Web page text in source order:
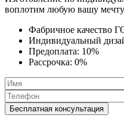
воплотим любую вашу
Фабричное качество
Индивидуальный
Предоплата: 10%
Рассрочка: 0%